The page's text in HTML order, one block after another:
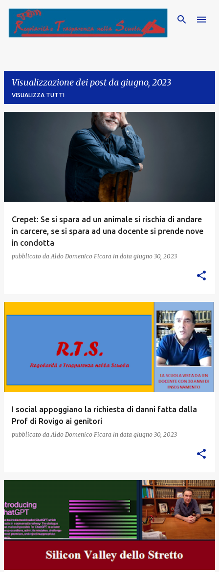
Passa ai contenuti principali
Visualizzazione dei post da giugno, 2023
VISUALIZZA TUTTI
Crepet: Se si spara ad un animale si rischia di andare
in carcere, se si spara ad una docente si prende nove
in condotta
pubblicato da Aldo Domenico Ficara in data giugno 30, 2023
I social appoggiano la richiesta di danni fatta dalla
Prof di Rovigo ai genitori
pubblicato da Aldo Domenico Ficara in data giugno 30, 2023